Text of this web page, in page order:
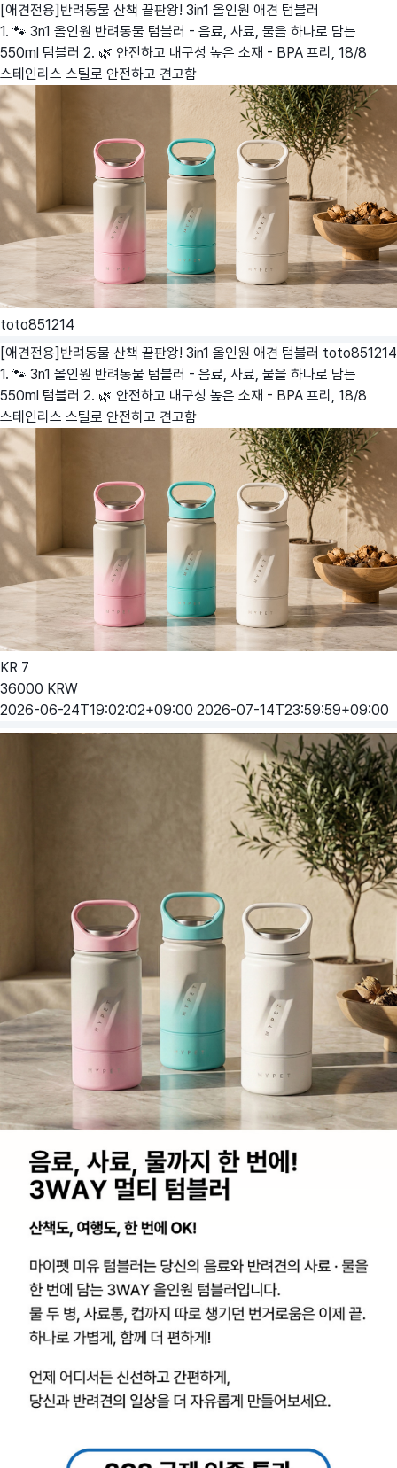
[애견전용]반려동물 산책 끝판왕! 3in1 올인원 애견 텀블러
1. 🐾 3n1 올인원 반려동물 텀블러 - 음료, 사료, 물을 하나로 담는
550ml 텀블러 2. 🌿 안전하고 내구성 높은 소재 - BPA 프리, 18/8
스테인리스 스틸로 안전하고 견고함
toto851214
[애견전용]반려동물 산책 끝판왕! 3in1 올인원 애견 텀블러 toto851214
1. 🐾 3n1 올인원 반려동물 텀블러 - 음료, 사료, 물을 하나로 담는
550ml 텀블러 2. 🌿 안전하고 내구성 높은 소재 - BPA 프리, 18/8
스테인리스 스틸로 안전하고 견고함
KR 7
36000 KRW
2026-06-24T19:02:02+09:00 2026-07-14T23:59:59+09:00